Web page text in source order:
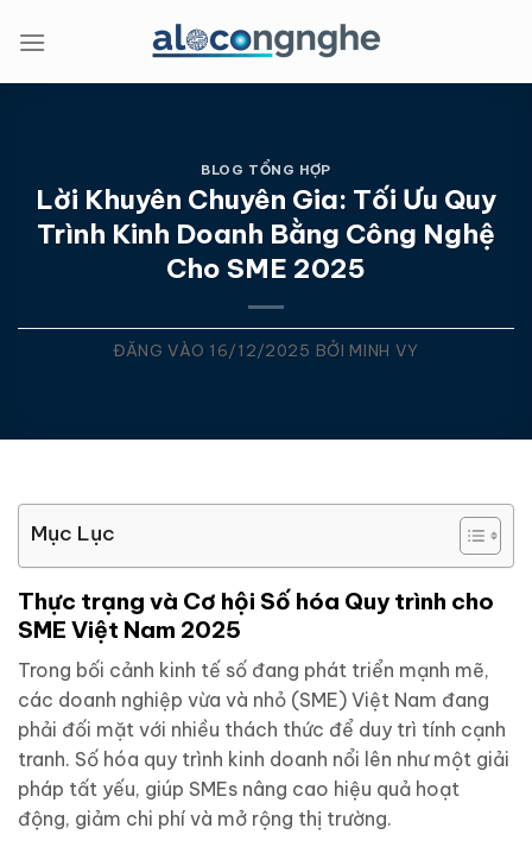
qua
BLOG TỔNG HỢP
Lời Khuyên Chuyên Gia: Tối Ưu Quy
Trình Kinh Doanh Bằng Công Nghệ
Cho SME 2025
ĐĂNG VÀO 16/12/2025 BỞIMINH VY
Mục Lục
Thực trạng và Cơ hội Số hóa Quy trình cho
SME Việt Nam 2025
Trong bối cảnh kinh tế số đang phát triển mạnh mẽ,
các doanh nghiệp vừa và nhỏ (SME) Việt Nam đang
phải đối mặt với nhiều thách thức để duy trì tính cạnh
tranh. Số hóa quy trình kinh doanh nổi lên như một giải
pháp tất yếu, giúp SMEs nâng cao hiệu quả hoạt
động, giảm chi phí và mở rộng thị trường.